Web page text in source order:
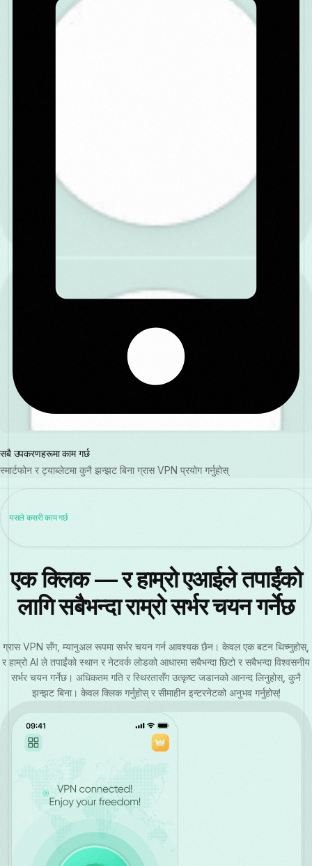
सबै उपकरणहरूमा काम गर्छ
स्मार्टफोन र ट्याब्लेटमा कुनै झन्झट बिना ग्रास VPN प्रयोग गर्नुहोस्
यसले कसरी काम गर्छ
एक क्लिक — र हाम्रो एआईले तपाईंको
लागि सबैभन्दा राम्रो सर्भर चयन गर्नेछ
ग्रास VPN सँग, म्यानुअल रूपमा सर्भर चयन गर्न आवश्यक छैन। केवल एक बटन थिच्नुहोस्,
र हाम्रो AI ले तपाईंको स्थान र नेटवर्क लोडको आधारमा सबैभन्दा छिटो र सबैभन्दा विश्वसनीय
सर्भर चयन गर्नेछ। अधिकतम गति र स्थिरतासँग उत्कृष्ट जडानको आनन्द लिनुहोस्, कुनै
झन्झट बिना। केवल क्लिक गर्नुहोस् र सीमाहीन इन्टरनेटको अनुभव गर्नुहोस्!